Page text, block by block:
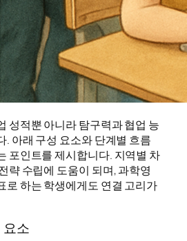
성적뿐 아니라 탐구력과 협업 능
. 아래 구성 요소와 단계별 흐름
포인트를 제시합니다. 지역별 차
략 수립에 도움이 되며, 과학영
로 하는 학생에게도 연결 고리가
요소